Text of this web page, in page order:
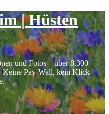
| Hüsten
und Fotos – über 8.300
Keine Pay-Wall, kein Klick-